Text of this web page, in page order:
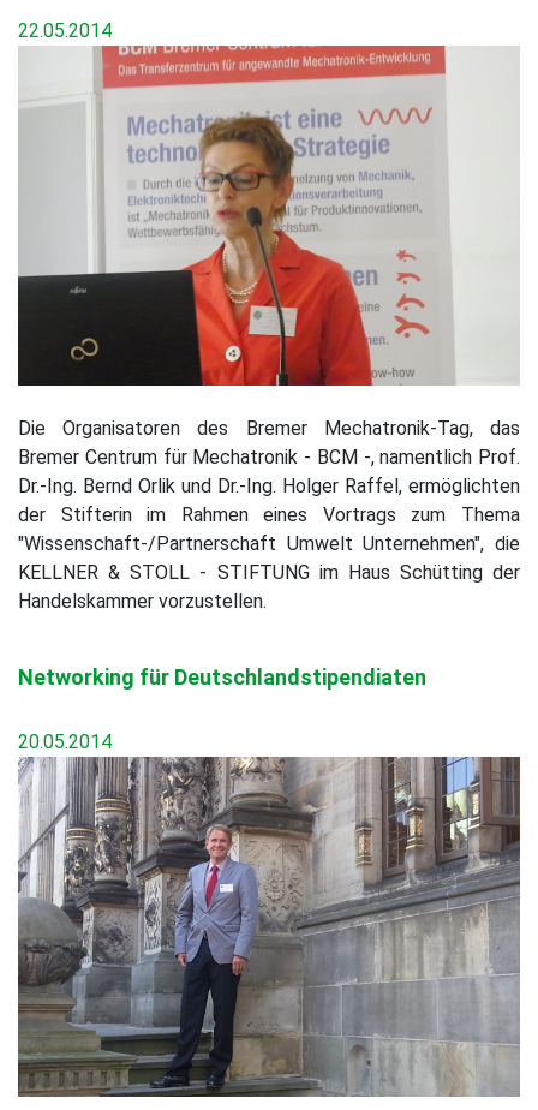
22.05.2014
Die Organisatoren des Bremer Mechatronik-Tag, das
Bremer Centrum für Mechatronik - BCM -, namentlich Prof.
Dr.-Ing. Bernd Orlik und Dr.-Ing. Holger Raffel, ermöglichten
der Stifterin im Rahmen eines Vortrags zum Thema
"Wissenschaft-/Partnerschaft Umwelt Unternehmen", die
KELLNER & STOLL - STIFTUNG im Haus Schütting der
Handelskammer vorzustellen.
Networking für Deutschlandstipendiaten
20.05.2014